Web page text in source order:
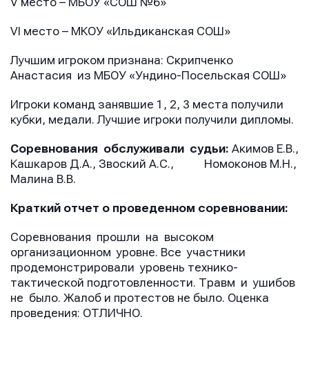
V место – МБОУ «СОШ №6»
VI место – МКОУ «Ильдиканская СОШ»
Лучшим игроком признана: Скрипченко
Анастасия из МБОУ «Ундино-Посельская СОШ»
Игроки команд занявшие 1, 2, 3 места получили
кубки, медали. Лучшие игроки получили дипломы.
Соревнования обслуживали судьи: Акимов Е.В.,
Кашкаров Д.А., Звоский А.С., Номоконов М.Н.,
Малина В.В.
Краткий отчет о проведенном соревновании:
Соревнования прошли на высоком
организационном уровне. Все участники
продемонстрировали уровень технико-
тактической подготовленности. Травм и ушибов
не было. Жалоб и протестов не было. Оценка
проведения: ОТЛИЧНО.